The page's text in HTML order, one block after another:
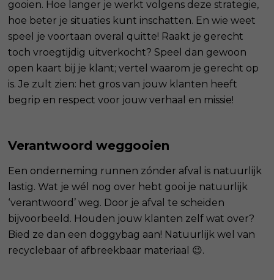
gooien. Hoe langer je werkt volgens deze strategie,
hoe beter je situaties kunt inschatten. En wie weet
speel je voortaan overal quitte! Raakt je gerecht
toch vroegtijdig uitverkocht? Speel dan gewoon
open kaart bij je klant; vertel waarom je gerecht op
is. Je zult zien: het gros van jouw klanten heeft
begrip en respect voor jouw verhaal en missie!
Verantwoord weggooien
Een onderneming runnen zónder afval is natuurlijk
lastig. Wat je wél nog over hebt gooi je natuurlijk
‘verantwoord’ weg. Door je afval te scheiden
bijvoorbeeld. Houden jouw klanten zelf wat over?
Bied ze dan een doggybag aan! Natuurlijk wel van
recyclebaar of afbreekbaar materiaal 😉.